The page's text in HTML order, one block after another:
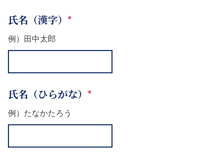
氏名（漢字） *
例）田中太郎
氏名（ひらがな） *
例）たなかたろう